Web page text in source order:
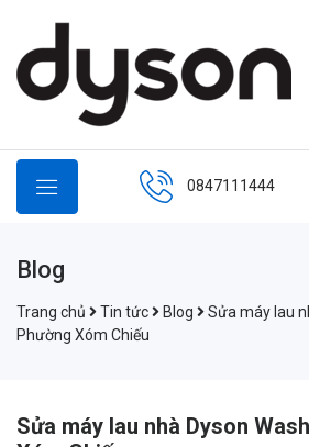
0847111444
Blog
Trang chủ Tin tức Blog
Sửa máy lau
Phường Xóm Chiếu
Sửa máy lau nhà Dyson